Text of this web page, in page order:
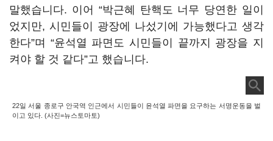
말했습니다. 이어 “박근혜 탄핵도 너무 당연한 일이
었지만, 시민들이 광장에 나섰기에 가능했다고 생각
한다”며 “윤석열 파면도 시민들이 끝까지 광장을 지
켜야 할 것 같다”고 했습니다.
22일 서울 종로구 안국역 인근에서 시민들이 윤석열 파면을 요구하는 서명운동을 벌
이고 있다. (사진=뉴스토마토)